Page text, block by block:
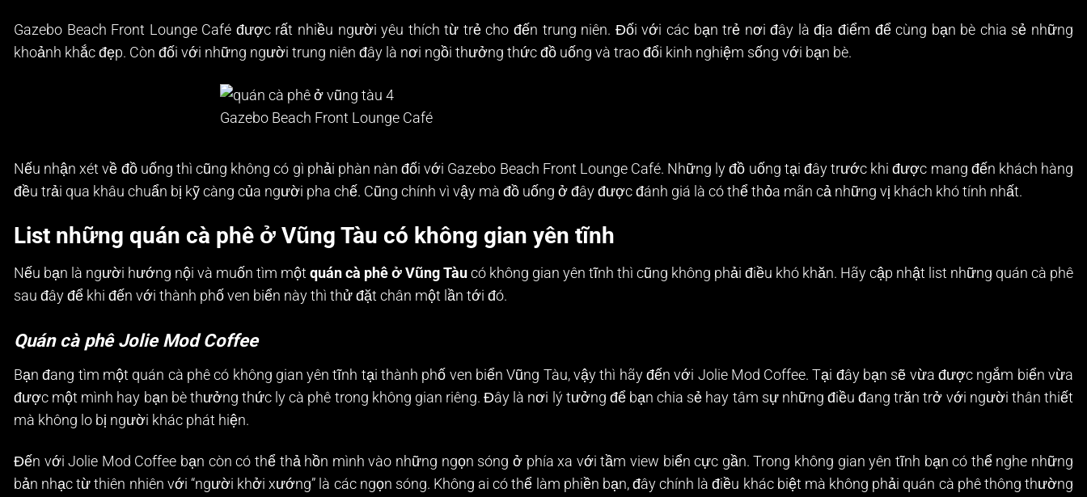
Gazebo Beach Front Lounge Café được rất nhiều người yêu thích từ trẻ cho đến trung niên. Đối với các bạn trẻ nơi đây là địa điểm để cùng bạn bè chia sẻ những
khoảnh khắc đẹp. Còn đối với những người trung niên đây là nơi ngồi thưởng thức đồ uống và trao đổi kinh nghiệm sống với bạn bè.
Gazebo Beach Front Lounge Café
Nếu nhận xét về đồ uống thì cũng không có gì phải phàn nàn đối với Gazebo Beach Front Lounge Café. Những ly đồ uống tại đây trước khi được mang đến khách hàng
đều trải qua khâu chuẩn bị kỹ càng của người pha chế. Cũng chính vì vậy mà đồ uống ở đây được đánh giá là có thể thỏa mãn cả những vị khách khó tính nhất.
List những quán cà phê ở Vũng Tàu có không gian yên tĩnh
Nếu bạn là người hướng nội và muốn tìm một quán cà phê ở Vũng Tàu có không gian yên tĩnh thì cũng không phải điều khó khăn. Hãy cập nhật list những quán cà phê
sau đây để khi đến với thành phố ven biển này thì thử đặt chân một lần tới đó.
Quán cà phê Jolie Mod Coffee
Bạn đang tìm một quán cà phê có không gian yên tĩnh tại thành phố ven biển Vũng Tàu, vậy thì hãy đến với Jolie Mod Coffee. Tại đây bạn sẽ vừa được ngắm biển vừa
được một mình hay bạn bè thưởng thức ly cà phê trong không gian riêng. Đây là nơi lý tưởng để bạn chia sẻ hay tâm sự những điều đang trăn trở với người thân thiết
mà không lo bị người khác phát hiện.
Đến với Jolie Mod Coffee bạn còn có thể thả hồn mình vào những ngọn sóng ở phía xa với tầm view biển cực gần. Trong không gian yên tĩnh bạn có thể nghe những
bản nhạc từ thiên nhiên với “người khởi xướng” là các ngọn sóng. Không ai có thể làm phiền bạn, đây chính là điều khác biệt mà không phải quán cà phê thông thường